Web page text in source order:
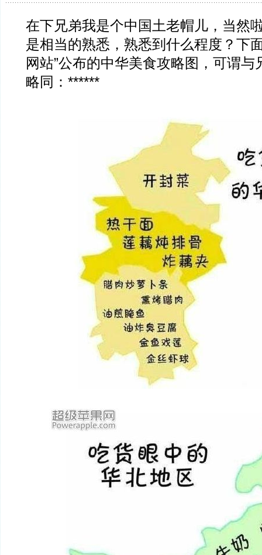
在下兄弟我是个中国土老帽儿，当然
是相当的熟悉，熟悉到什么程度？下
网站”公布的中华美食攻略图，可谓与
略同：******